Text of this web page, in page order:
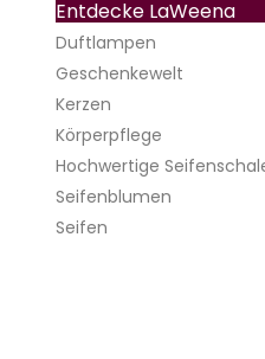
Entdecke LaWeena
Duftlampen
Geschenkewelt
Kerzen
Körperpflege
Hochwertige
Seifenblumen
Seifen